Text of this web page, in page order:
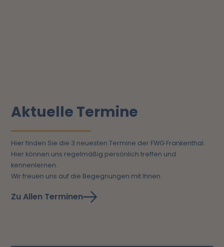
Aktuelle Termine
Hier finden Sie die 3 neuesten Termine der FWG Frankenthal.
Hier können uns regelmäßig persönlich treffen und
kennenlernen.
Wir freuen uns auf die Begegnungen mit Ihnen.
Zu Allen Terminen